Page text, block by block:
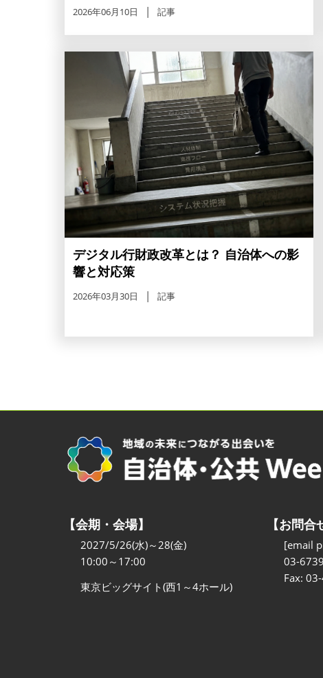
2026年06月10日 記事
デジタル行財政改革とは？ 自治体への影
響と対応策
2026年03月30日 記事
【会期・会場】
2027/5/26(水)～28(金)
10:00～17:00
東京ビッグサイト(西1～4ホール)
【お問合
[email
03-
Fax: